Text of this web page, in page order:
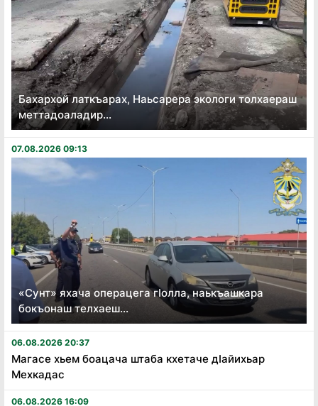
Бахархой латкъарах, Наьсарера экологи толхаераш
меттадоаладир...
07.08.2026 09:13
«Сунт» яхача операцега гӏолла, наькъашкара
бокъонаш телхаеш...
06.08.2026 20:37
Магасе хьем боацача штаба кхетаче дӏайихьар
Мехкадас
06.08.2026 16:09